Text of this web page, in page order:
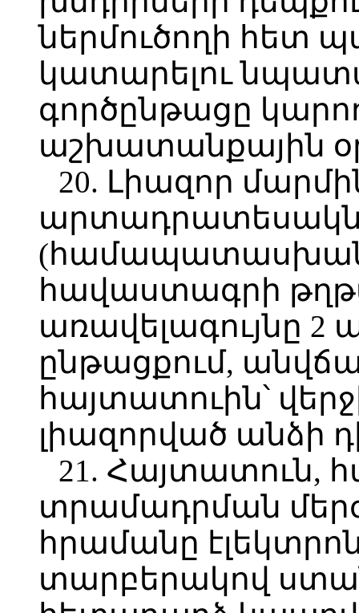
ներմուծողի հետ
կատարելու
գործընթացը
աշխատանքային
20. Լիազոր
հավաստագրի
առավելագույնը
ընթացքում,
հայտատուին՝
լիազորված անձի
21. Հայտատուն,
տրամադրման
հրամանը
տարբերակով